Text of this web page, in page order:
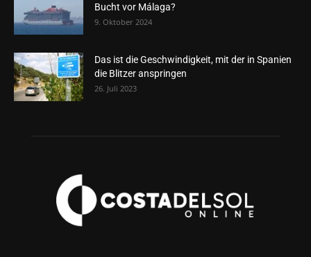
Bucht vor Málaga?
9. Oktober 2024
Das ist die Geschwindigkeit, mit der in Spanien
die Blitzer anspringen
26. Juli 2023